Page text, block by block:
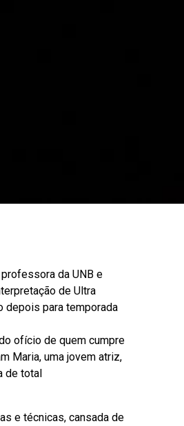
da UNB e
de Ultra
depois para temporada
ofício de quem cumpre
Maria, uma jovem atriz,
de total
e técnicas, cansada de